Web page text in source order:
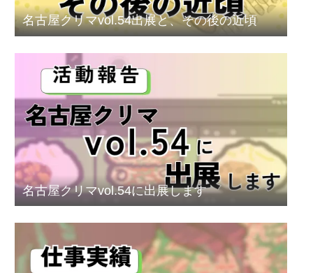
名古屋クリマvol.54出展と、その後の近頃
名古屋クリマvol.54に出展します